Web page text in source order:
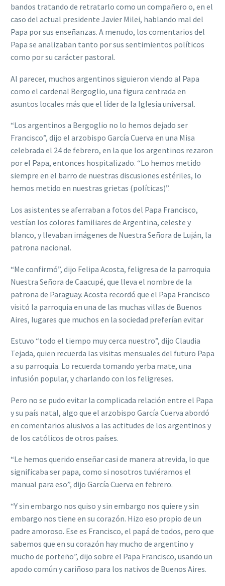
bandos tratando de retratarlo como un compañero o, en el
caso del actual presidente Javier Milei, hablando mal del
Papa por sus enseñanzas. A menudo, los comentarios del
Papa se analizaban tanto por sus sentimientos políticos
como por su carácter pastoral.
Al parecer, muchos argentinos siguieron viendo al Papa
como el cardenal Bergoglio, una figura centrada en
asuntos locales más que el líder de la Iglesia universal.
“Los argentinos a Bergoglio no lo hemos dejado ser
Francisco”, dijo el arzobispo García Cuerva en una Misa
celebrada el 24 de febrero, en la que los argentinos rezaron
por el Papa, entonces hospitalizado. “Lo hemos metido
siempre en el barro de nuestras discusiones estériles, lo
hemos metido en nuestras grietas (políticas)”.
Los asistentes se aferraban a fotos del Papa Francisco,
vestían los colores familiares de Argentina, celeste y
blanco, y llevaban imágenes de Nuestra Señora de Luján, la
patrona nacional.
“Me confirmó”, dijo Felipa Acosta, feligresa de la parroquia
Nuestra Señora de Caacupé, que lleva el nombre de la
patrona de Paraguay. Acosta recordó que el Papa Francisco
visitó la parroquia en una de las muchas villas de Buenos
Aires, lugares que muchos en la sociedad preferían evitar
Estuvo “todo el tiempo muy cerca nuestro”, dijo Claudia
Tejada, quien recuerda las visitas mensuales del futuro Papa
a su parroquia. Lo recuerda tomando yerba mate, una
infusión popular, y charlando con los feligreses.
Pero no se pudo evitar la complicada relación entre el Papa
y su país natal, algo que el arzobispo García Cuerva abordó
en comentarios alusivos a las actitudes de los argentinos y
de los católicos de otros países.
“Le hemos querido enseñar casi de manera atrevida, lo que
significaba ser papa, como si nosotros tuviéramos el
manual para eso”, dijo García Cuerva en febrero.
“Y sin embargo nos quiso y sin embargo nos quiere y sin
embargo nos tiene en su corazón. Hizo eso propio de un
padre amoroso. Ese es Francisco, el papá de todos, pero que
sabemos que en su corazón hay mucho de argentino y
mucho de porteño”, dijo sobre el Papa Francisco, usando un
apodo común y cariñoso para los nativos de Buenos Aires.